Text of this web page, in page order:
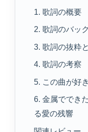
1. 歌詞の概要
2. 歌詞のバッ
3. 歌詞の抜粋
4. 歌詞の考察
5. この曲が好
6. 金属ででき
る愛の残響